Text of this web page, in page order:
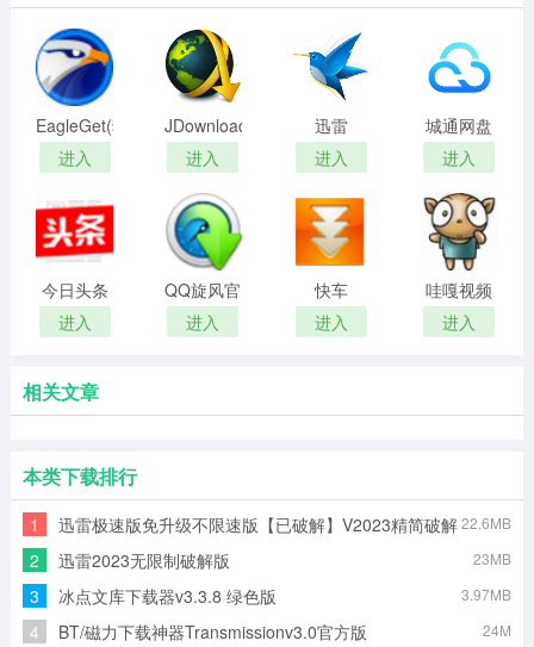
EagleGet(猎
鹰下载器)
进入
JDownloader(网
页资源下
载)
进入
迅雷
7.2.13.3882
去广告绿
色精简版
进入
城通网盘
进入
今日头条
视频下载
器
进入
QQ旋风官
网版
进入
快车
(FlashGet)
电脑版
进入
哇嘎视频
电脑版
进入
相关文章
本类下载排行
1
迅雷极速版免升级不限速版【已破解】V2023精简破解
版
22.6MB
2 迅雷2023无限制破解版 23MB
3 冰点文库下载器v3.3.8 绿色版 3.97MB
4 BT/磁力下载神器Transmissionv3.0官方版 24M